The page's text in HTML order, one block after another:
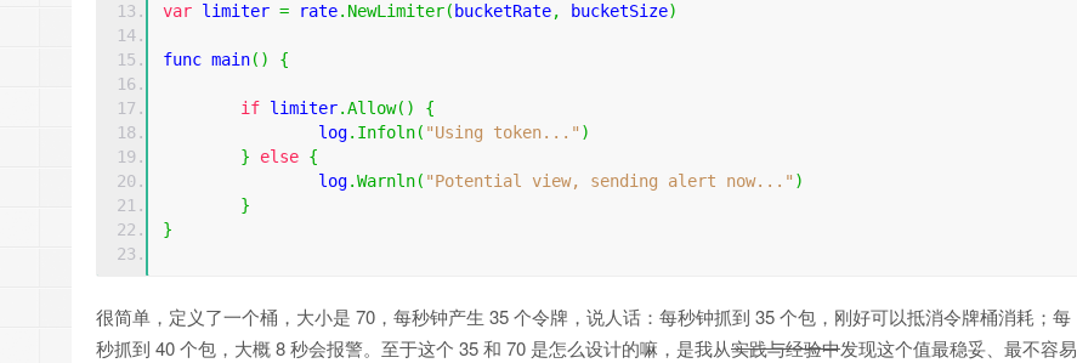
var limiter = rate. NewLimiter( bucketRate, bucketSize)
func main() {
if limiter.Allow()
{
		log
. Infoln( "Using token..." )
}
else {
		log
.Warnln( "Potential view, sending alert now..." )
}
}
很简单，定义了一个桶，大小是 70，每秒钟产生 35 个令牌，说人话：每秒钟抓到 35 个包，刚好可以抵消令牌桶消耗；每
秒抓到 40 个包，大概 8 秒会报警。至于这个 35 和 70 是怎么设计的嘛，是我从实践与经验中发现这个值最稳妥、最不容易